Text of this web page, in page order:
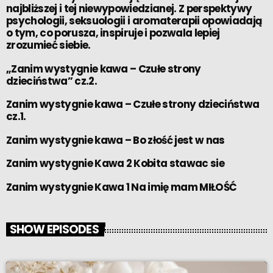
najbliższej i tej niewypowiedzianej. Z perspektywy
psychologii, seksuologii i aromaterapii opowiadają
o tym, co porusza, inspiruje i pozwala lepiej
zrozumieć siebie.
„Zanim wystygnie kawa – Czułe strony
dzieciństwa” cz.2.
Zanim wystygnie kawa – Czułe strony dzieciństwa
cz.1.
Zanim wystygnie kawa – Bo złość jest w nas
Zanim wystygnie Kawa 2 Kobita stawac sie
Zanim wystygnie Kawa 1 Na imię mam MIŁOŚĆ
SHOW EPISODES